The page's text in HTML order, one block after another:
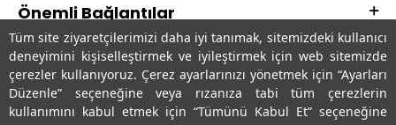
Tüm site ziyaretçilerimizi daha iyi tanımak, sitemizdeki kullanıcı
deneyimini kişiselleştirmek ve iyileştirmek için web sitemizde
çerezler kullanıyoruz. Çerez ayarlarınızı yönetmek için “Ayarları
Düzenle” seçeneğine veya rızanıza tabi tüm çerezlerin
kullanımını kabul etmek için “Tümünü Kabul Et” seçeneğine
Önemli Bağlantılar
Adres & İletişim
Uygulamalarımız